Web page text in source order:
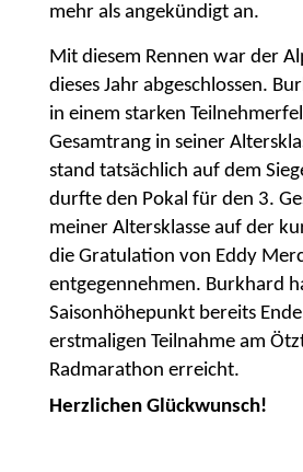
mehr als angekündigt an.
Mit diesem Rennen war der
dieses Jahr abgeschlossen.
in einem starken
Gesamtrang in seiner
stand tatsächlich auf dem
durfte den Pokal für den 3.
meiner Altersklasse auf der
die Gratulation von Eddy
entgegennehmen. Burkhard
Saisonhöhepunkt bereits
erstmaligen Teilnahme am
Radmarathon erreicht.
Herzlichen Glückwunsch!